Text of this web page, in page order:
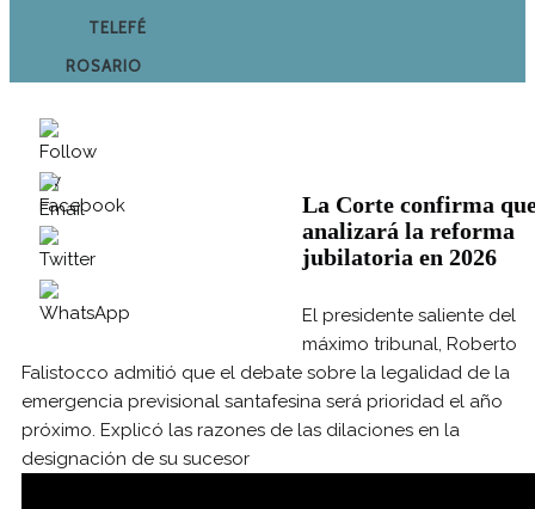
TELEFÉ
ROSARIO
La Corte confirma
analizará la reforma
jubilatoria en 2026
El presidente saliente del
máximo tribunal, Roberto
Falistocco admitió que el debate sobre la legalidad de la
emergencia previsional santafesina será prioridad el año
próximo. Explicó las razones de las dilaciones en la
designación de su sucesor